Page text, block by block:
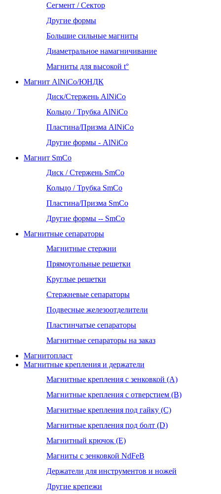
Сегмент / Сектор
Другие формы
Большие сильные магниты
Диаметральное намагничивание
Магниты для высокой t°
Магнит AlNiCo/ЮНДК
Диск/Стержень AlNiCo
Кольцо / Трубка AlNiCo
Пластина/Призма AlNiCo
Другие формы - AlNiCo
Магнит SmCo
Диск / Стержень SmCo
Кольцо / Трубка SmCo
Пластина/Призма SmCo
Другие формы -- SmCo
Магнитные сепараторы
Магнитные стержни
Прямоугольные решетки
Круглые решетки
Стержневые сепараторы
Подвесные железоотделители
Пластинчатые сепараторы
Магнитные сепараторы на заказ
Магнитопласт
Магнитные крепления и держатели
Магнитные крепления с зенковкой (А)
Магнитные крепления с отверстием (В)
Магнитные крепления под гайку (С)
Магнитные крепления под болт (D)
Магнитный крючок (Е)
Магниты с зенковкой NdFeB
Держатели для инструментов и ножей
Другие крепежи